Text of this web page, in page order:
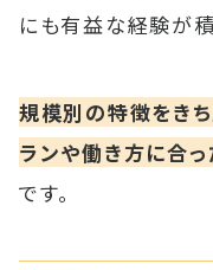
にも有益な経験が積
規模別の特徴をき
ランや働き方に合
です。